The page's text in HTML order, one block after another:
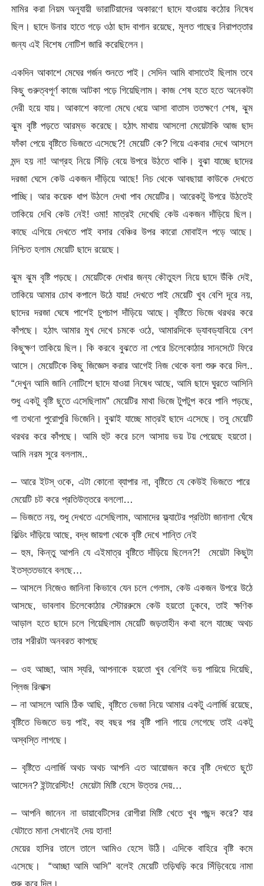
মামির করা নিয়ম অনুযায়ী ভারাটিয়াদের অকারণে ছাদে যাওয়ায় কঠোর নিষেধ
ছিল। ছাদে উনার হাতে গড়ে ওঠা ছাদ বাগান রয়েছে, মূলত গাছের নিরাপত্তার
জন্য এই বিশেষ নোটিশ জারি করেছিলেন।
একদিন আকাশে মেঘের গর্জন শুনতে পাই। সেদিন আমি বাসাতেই ছিলাম তবে
কিছু গুরুত্বপূর্ণ কাজে আটকা পড়ে গিয়েছিলাম। কাজ শেষ হতে হতে অনেকটা
দেরী হয়ে যায়। আকাশে কালো মেঘে ধেয়ে আসা বাতাস ততক্ষণে শেষ, ঝুম
ঝুম বৃষ্টি পড়তে আরম্ভ করেছে। হঠাৎ মাথায় আসলো মেয়েটাকি আজ ছাদ
ফাঁকা পেয়ে বৃষ্টিতে ভিজতে এসেছে?! মেয়েটি কে? গিয়ে একবার দেখে আসলে
মন্দ হয় না! আগ্রহ নিয়ে সিঁড়ি বেয়ে উপরে উঠতে থাকি। বুঝা যাচ্ছে ছাদের
দরজা ঘেসে কেউ একজন দাঁড়িয়ে আছে! নিচ থেকে আবছায়া কাউকে দেখতে
পাচ্ছি। আর কয়েক ধাপ উঠলে দেখা পাব মেয়েটির। আরেকটু উপরে উঠতেই
তাকিয়ে দেখি কেউ নেই! ওমা! মাত্রই দেখেছি কেউ একজন দাঁড়িয়ে ছিল।
কাছে এগিয়ে দেখতে পাই বসার বেঞ্চির উপর কারো মোবাইল পড়ে আছে।
নিশ্চিত হলাম মেয়েটি ছাদে রয়েছে।
ঝুম ঝুম বৃষ্টি পড়ছে। মেয়েটিকে দেখার জন্য কৌতুহল নিয়ে ছাদে উঁকি দেই,
তাকিয়ে আমার চোখ কপালে উঠে যায়! দেখতে পাই মেয়েটি খুব বেশি দূরে নয়,
ছাদের দরজা ঘেষে পাশেই চুপচাপ দাঁড়িয়ে আছে। বৃষ্টিতে ভিজে থরথর করে
কাঁপছে। হঠাৎ আমার মুখ দেখে চমকে ওঠে, আমারদিকে ড্যাবড্যাবিয়ে বেশ
কিছুক্ষণ তাকিয়ে ছিল। কি করবে বুঝতে না পেরে চিলেকোঠার সানসেটে ফিরে
আসে। মেয়েটিকে কিছু জিজ্ঞেস করার আগেই নিজ থেকে বলা শুরু করে দিল..
“দেখুন আমি জানি নোটিশে ছাদে যাওয়া নিষেধ আছে, আমি ছাদে ঘুরতে আসিনি
শুধু একটু বৃষ্টি ছুতে এসেছিলাম” মেয়েটির মাথা ভিজে টুপটুপ করে পানি পড়ছে,
গা তখনো পুরোপুরি ভিজেনি। বুঝাই যাচ্ছে মাত্রই ছাদে এসেছে। তবু মেয়েটি
থরথর করে কাঁপছে। আমি হুট করে চলে আসায় ভয় টয় পেয়েছে হয়তো।
আমি নরম সুরে বললাম..
– আরে ইটস্ ওকে, এটা কোনো ব্যাপার না, বৃষ্টিতে যে কেউই ভিজতে পারে
মেয়েটি চট করে প্রতিউত্তরে বললো…
– ভিজতে নয়, শুধু দেখতে এসেছিলাম, আমাদের ফ্ল্যাটের প্রতিটা জানালা ঘেঁষে
বিল্ডিং দাঁড়িয়ে আছে, বদ্ধ জায়গা থেকে বৃষ্টি দেখে শান্তি নেই
– হুম, কিন্তু আপনি যে এইমাত্র বৃষ্টিতে দাঁড়িয়ে ছিলেন?! মেয়েটা কিছুটা
ইতস্ততভাবে বলছে…
– আসলে নিজেও জানিনা কিভাবে যেন চলে গেলাম, কেউ একজন উপরে উঠে
আসছে, ভাবলাব চিলেকোঠার স্টোররুমে কেউ হয়তো ঢুকবে, তাই ক্ষণিক
আড়াল হতে ছাদে চলে গিয়েছিলাম মেয়েটি জড়তাহীন কথা বলে যাচ্ছে অথচ
তার শরীরটা অনবরত কাপছে
– ওহ আচ্ছা, আম স্যরি, আপনাকে হয়তো খুব বেশিই ভয় পায়িয়ে দিয়েছি,
প্লিজ রিলাক্স
– না আসলে আমি ঠিক আছি, বৃষ্টিতে ভেজা নিয়ে আমার একটু এলার্জি রয়েছে,
বৃষ্টিতে ভিজতে ভয় পাই, বহু বছর পর বৃষ্টি পানি গায়ে লেগেছে তাই একটু
অস্বস্তি লাগছে।
– বৃষ্টিতে এলার্জি অথচ অথচ আপনি এত আয়োজন করে বৃষ্টি দেখতে ছুটে
আসেন? ইন্টারেস্টিং! মেয়েটা মিষ্টি হেসে উত্তর দেয়…
– আপনি জানেন না ডায়াবেটিসের রোগীরা মিষ্টি খেতে খুব পছন্দ করে? যার
যেটাতে মানা সেখানেই দেয় হানা!
মেয়ের হাসির তালে তালে আমিও হেসে উঠি। এদিকে বাহিরে বৃষ্টি কমে
এসেছে। “আচ্ছা আমি আসি” বলেই মেয়েটি তড়িঘড়ি করে সিঁড়িবেয়ে নামা